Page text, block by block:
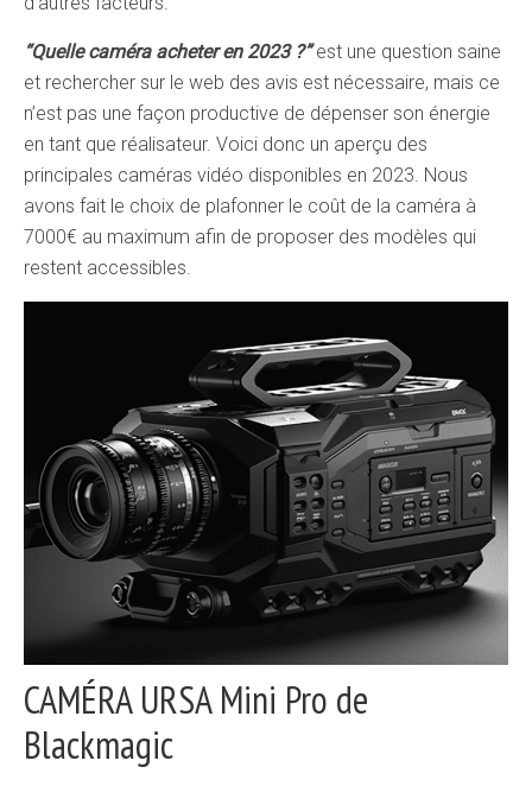
“Quelle caméra acheter en 2023 ?”est une question saine
et rechercher sur le web des avis est nécessaire, mais ce
n’est pas une façon productive de dépenser son énergie
en tant que réalisateur. Voici donc un aperçu des
principales caméras vidéo disponibles en 2023. Nous
avons fait le choix de plafonner le coût de la caméra à
7000€ au maximum afin de proposer des modèles qui
restent accessibles.
CAMÉRA URSA Mini Pro de
Blackmagic